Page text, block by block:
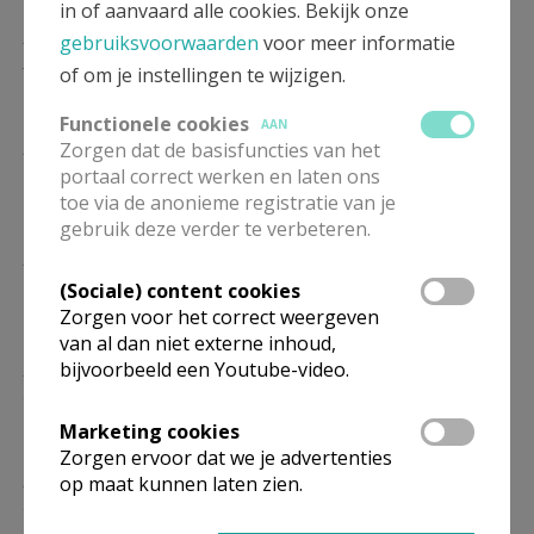
30/01
19.00 Eucharistie
/ Gebedsdienst
06/02
19.00 Eucharistie
/ Gebedsdienst
/ Gebedsdienst
19.00 Eucharistie
19.00 Eucharistie
/ Gebedsdienst
in of aanvaard alle cookies. Bekijk onze
gebruiksvoorwaarden voor meer informatie
of om je instellingen te wijzigen.
Functionele cookies
AAN
Zorgen dat de basisfuncties van het
portaal correct werken en laten ons
toe via de anonieme registratie van je
gebruik deze verder te verbeteren.
(Sociale) content cookies
Zorgen voor het correct weergeven
van al dan niet externe inhoud,
bijvoorbeeld een Youtube-video.
Marketing cookies
Zorgen ervoor dat we je advertenties
op maat kunnen laten zien.